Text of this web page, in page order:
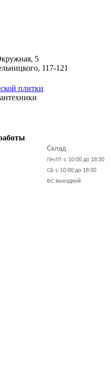
5
117-121
Склад
ПН-ПТ с 10:00 до 18:30
СБ с 10:00 до 18:00
ВС выходной